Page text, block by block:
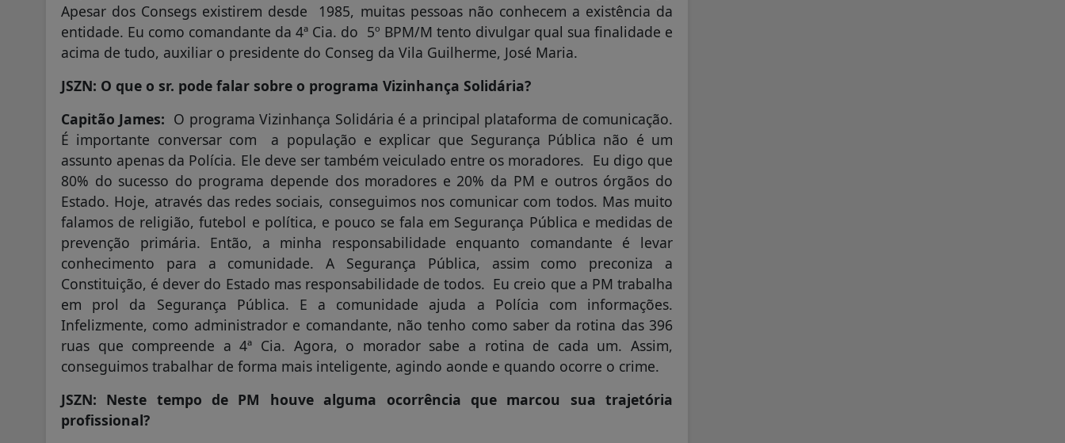
Apesar dos Consegs existirem desde 1985, muitas pessoas não conhecem a existência da
entidade. Eu como comandante da 4ª Cia. do 5º BPM/M tento divulgar qual sua finalidade e
acima de tudo, auxiliar o presidente do Conseg da Vila Guilherme, José Maria.
JSZN: O que o sr. pode falar sobre o programa Vizinhança Solidária?
Capitão James: O programa Vizinhança Solidária é a principal plataforma de comunicação.
É importante conversar com a população e explicar que Segurança Pública não é um
assunto apenas da Polícia. Ele deve ser também veiculado entre os moradores. Eu digo que
80% do sucesso do programa depende dos moradores e 20% da PM e outros órgãos do
Estado. Hoje, através das redes sociais, conseguimos nos comunicar com todos. Mas muito
falamos de religião, futebol e política, e pouco se fala em Segurança Pública e medidas de
prevenção primária. Então, a minha responsabilidade enquanto comandante é levar
conhecimento para a comunidade. A Segurança Pública, assim como preconiza a
Constituição, é dever do Estado mas responsabilidade de todos. Eu creio que a PM trabalha
em prol da Segurança Pública. E a comunidade ajuda a Polícia com informações.
Infelizmente, como administrador e comandante, não tenho como saber da rotina das 396
ruas que compreende a 4ª Cia. Agora, o morador sabe a rotina de cada um. Assim,
conseguimos trabalhar de forma mais inteligente, agindo aonde e quando ocorre o crime.
JSZN: Neste tempo de PM houve alguma ocorrência que marcou sua trajetória
profissional?